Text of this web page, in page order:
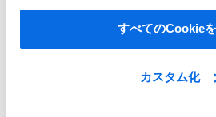
すべてのCookie
カスタム化
し、業務を最適化して、コストやリ
トするCentricのファッション・小売